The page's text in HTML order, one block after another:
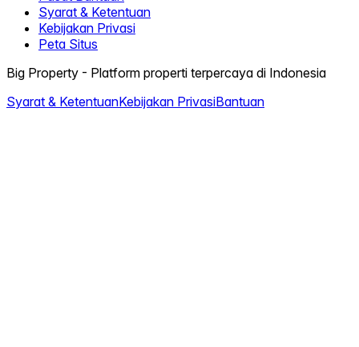
Syarat & Ketentuan
Kebijakan Privasi
Peta Situs
Big Property - Platform properti terpercaya di Indonesia
Syarat & KetentuanKebijakan PrivasiBantuan